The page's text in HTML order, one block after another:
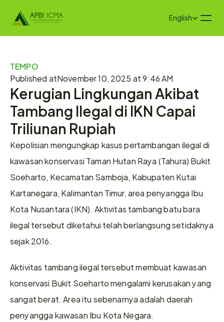
Select Language
English
TEMPO
Published atNovember 10, 2025 at 9:46 AM
Kerugian Lingkungan Akibat
Tambang Ilegal di IKN Capai
Triliunan Rupiah
Kepolisian mengungkap kasus pertambangan ilegal di
kawasan konservasi Taman Hutan Raya (Tahura) Bukit
Soeharto, Kecamatan Samboja, Kabupaten Kutai
Kartanegara, Kalimantan Timur, area penyangga Ibu
Kota Nusantara (IKN). Aktivitas tambang batu bara
ilegal tersebut diketahui telah berlangsung setidaknya
sejak 2016.
Aktivitas tambang ilegal tersebut membuat kawasan
konservasi Bukit Soeharto mengalami kerusakan yang
sangat berat. Area itu sebenarnya adalah daerah
penyangga kawasan Ibu Kota Negara.